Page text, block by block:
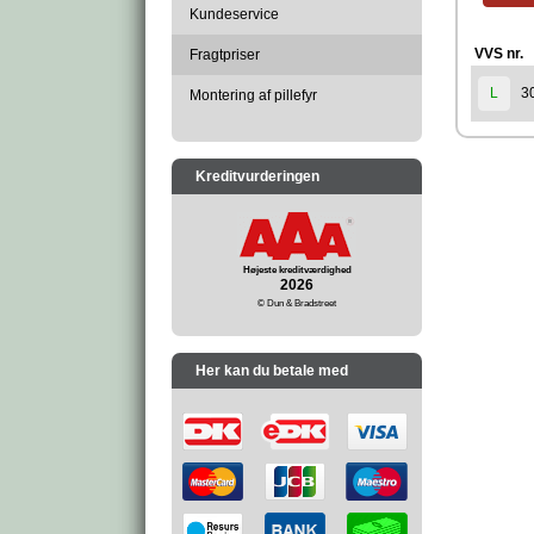
Kundeservice
Fragtpriser
Montering af pillefyr
Kreditvurderingen
Højeste kreditværdighed
2026
© Dun & Bradstreet
Her kan du betale med
VVS nr.
L